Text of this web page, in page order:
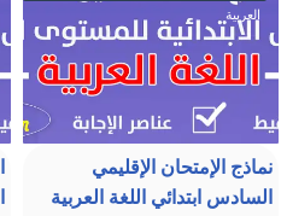
العربية
نماذج الإمتحان الإقليمي
السادس ابتدائي اللغة العربية